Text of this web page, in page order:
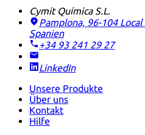
Cymit Química S.L.
Pamplona, 96-104
Spanien
+34 93 241 29 27
LinkedIn
Unsere Produkte
Über uns
Kontakt
Hilfe